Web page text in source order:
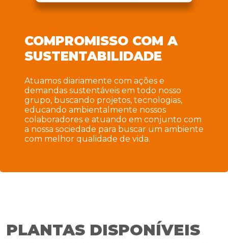
COMPROMISSO COM A
SUSTENTABILIDADE
Atuamos diariamente com ações e
demandas sustentáveis em todo nosso
grupo, buscando projetos, tecnologias,
educando ambientalmente nossos
colaboradores e atuando em conjunto com
a nossa sociedade para buscar um ambiente
com melhor qualidade de vida.
PLANTAS DISPONÍVEIS